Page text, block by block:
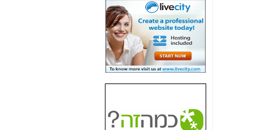
חשיפה: איוב קרא
אישר לקבוצת סלקום
בדיוק מה שביבי אישר
כאן
האם השר איוב קרא
היה צריך בכלל לחתום
על האישור, שנתן
האם ביבי וקרא קבלו
בכלל תמורה עבור